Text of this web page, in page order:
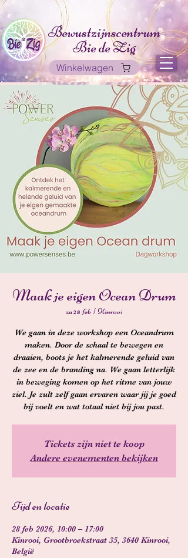
Bewustzijnscentrum
Bie de Zig
Winkelwagen
Maak je eigen Ocean Drum
za 28 feb
  |
Kinrooi
We gaan in deze workshop een Oceandrum
maken. Door de schaal te bewegen en
draaien, boots je het kalmerende geluid van
de zee en de branding na. We gaan letterlijk
in beweging komen op het ritme van jouw
ziel. Je zult zelf gaan ervaren waar jij je goed
bij voelt en wat totaal niet bij jou past.
Tickets zijn niet te koop
Andere evenementen bekijken
Tijd en locatie
28 feb 2026, 10:00 – 17:00
Kinrooi, Grootbroekstraat 35, 3640 Kinrooi,
België